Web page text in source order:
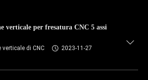
verticale per fresatura CNC 5 assi
di CNC
2023-11-27